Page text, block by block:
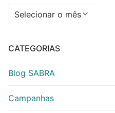
Arquivos
CATEGORIAS
Blog SABRA
Campanhas